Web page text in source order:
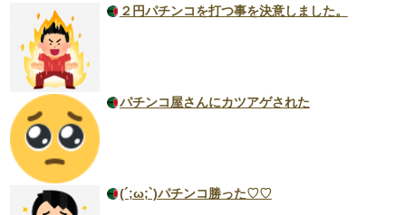
２円パチンコを打つ事を決意しました。
パチンコ屋さんにカツアゲされた
(´;ω;`)パチンコ勝った♡♡